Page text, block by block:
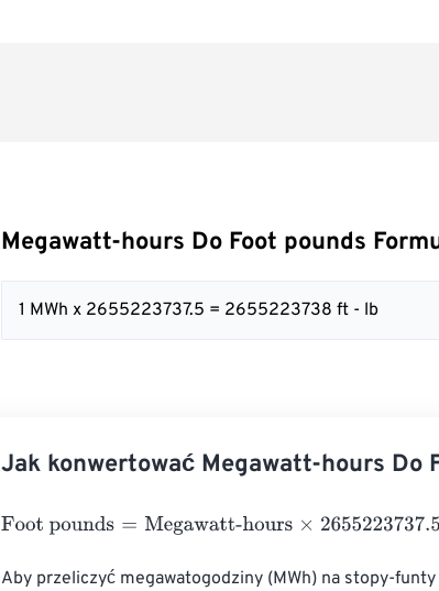
Megawatt-hours Do Foot pounds
1 MWh x 2655223737.5 = 2655223738 ft - lb
Jak konwertować Megawatt-hours Do
Foot pounds=Megawatt-hours×2655223737.5
Aby przeliczyć megawatogodziny (MWh) na stopy-